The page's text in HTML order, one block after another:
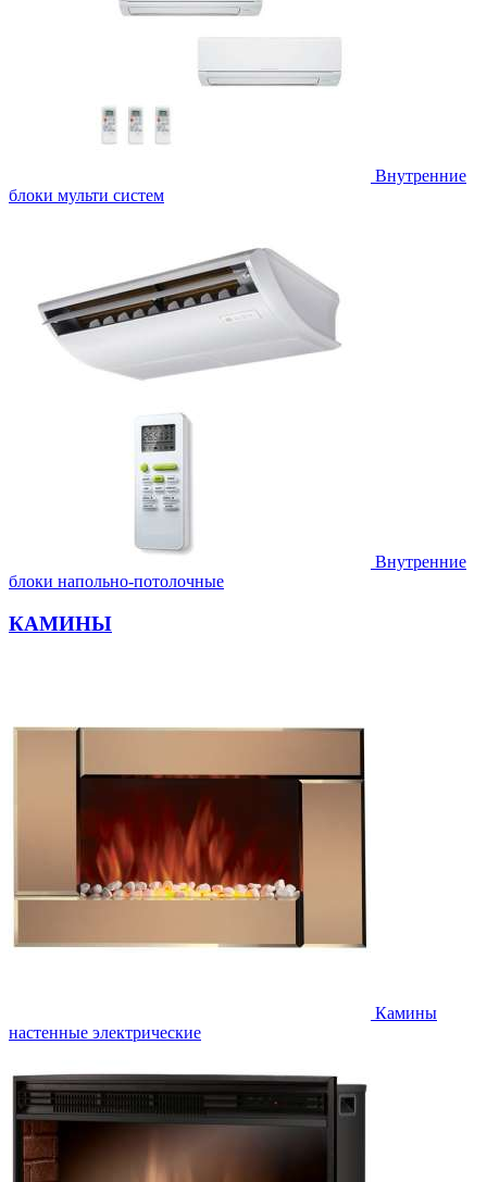
Внутренние
блоки мульти систем
Внутренние
блоки напольно-потолочные
КАМИНЫ
Камины
настенные электрические